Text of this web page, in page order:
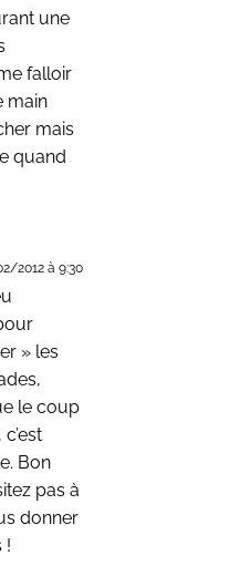
une
falloir
main
mais
quand
2012 à 9:30
» les
le coup
Bon
pas à
donner
!